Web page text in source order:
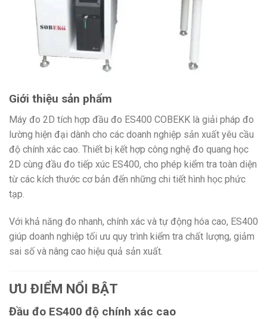
Giới thiệu sản phẩm
Máy đo 2D tích hợp đầu đo ES400 COBEKK là giải pháp đo
lường hiện đại dành cho các doanh nghiệp sản xuất yêu cầu
độ chính xác cao. Thiết bị kết hợp công nghệ đo quang học
2D cùng đầu đo tiếp xúc ES400, cho phép kiểm tra toàn diện
từ các kích thước cơ bản đến những chi tiết hình học phức
tạp.
Với khả năng đo nhanh, chính xác và tự động hóa cao, ES400
giúp doanh nghiệp tối ưu quy trình kiểm tra chất lượng, giảm
sai số và nâng cao hiệu quả sản xuất.
ƯU ĐIỂM NỔI BẬT
Đầu đo ES400 độ chính xác cao